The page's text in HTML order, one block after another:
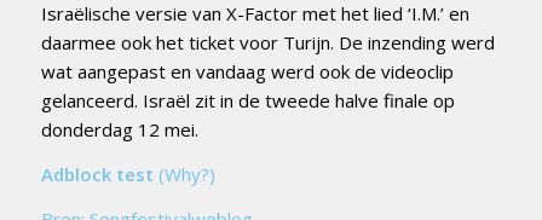
Israëlische versie van X-Factor met het lied ‘I.M.’ en
daarmee ook het ticket voor Turijn. De inzending werd
wat aangepast en vandaag werd ook de videoclip
gelanceerd. Israël zit in de tweede halve finale op
donderdag 12 mei.
Adblock test (Why?)